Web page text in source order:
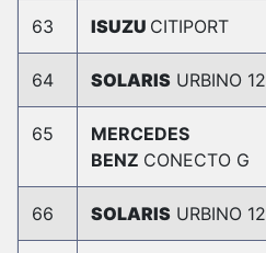
63 ISUZU CITIPORT
64 SOLARIS URBINO 12
65
MERCEDES
BENZ CONECTO G
66 SOLARIS URBINO 12